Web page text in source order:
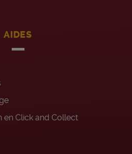
AIDES
en Click and Collect